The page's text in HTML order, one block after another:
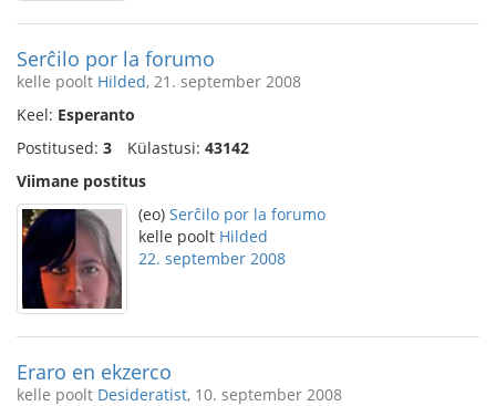
Serĉilo por la forumo
kelle poolt Hilded, 21. september 2008
Keel: Esperanto
Postitused: 3 Külastusi: 43142
Viimane postitus
(eo) Serĉilo por la forumo
kelle poolt Hilded
22. september 2008
Eraro en ekzerco
kelle poolt Desideratist, 10. september 2008